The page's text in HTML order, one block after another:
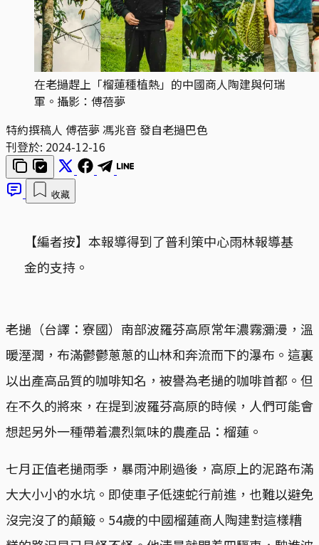
在老撾趕上「榴蓮種植熱」的中國商人陶建與何瑞
軍。攝影：傅蓓夢
特約撰稿人 傅蓓夢 馮兆音 發自老撾巴色
刊登於: 2024-12-16
收藏
【編者按】本報導得到了普利策中心雨林報導基
金的支持。
老撾（台譯：寮國）南部波羅芬高原常年濃霧瀰漫，溫
暖溼潤，布滿鬱鬱蔥蔥的山林和奔流而下的瀑布。這裏
以出產高品質的咖啡知名，被譽為老撾的咖啡首都。但
在不久的將來，在提到波羅芬高原的時候，人們可能會
想起另外一種帶着濃烈氣味的農產品：榴蓮。
七月正值老撾雨季，暴雨沖刷過後，高原上的泥路布滿
大大小小的水坑。即使車子低速蛇行前進，也難以避免
沒完沒了的顛簸。54歲的中國榴蓮商人陶建對這樣糟